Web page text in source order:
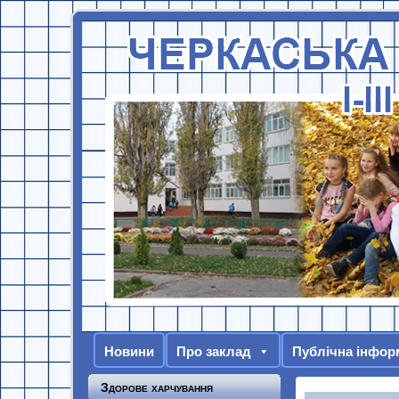
Новини Про заклад Публічна
Здорове харчування